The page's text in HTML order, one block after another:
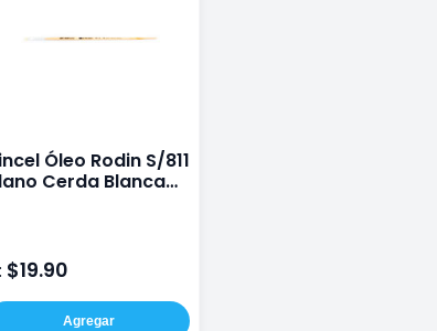
Óleo Rodin S/811
Cerda Blanca
$19.90
Agregar